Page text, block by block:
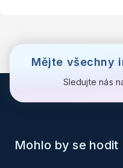
Mějte všechny
Sledujte nás
Mohlo by se hodit